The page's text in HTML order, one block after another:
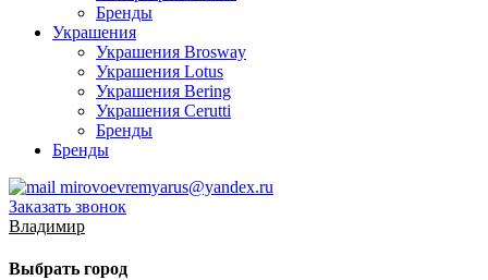
Бренды
Украшения
Украшения Brosway
Украшения Lotus
Украшения Bering
Украшения Cerutti
Бренды
Бренды
mirovoevremyarus@yandex.ru
Заказать звонок
Владимир
Выбрать город